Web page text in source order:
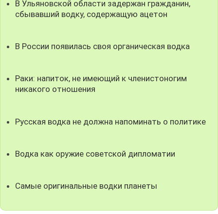
В Ульяновской области задержан гражданин,
сбывавший водку, содержащую ацетон
В России появилась своя органическая водка
Раки: напиток, не имеющий к членистоногим
никакого отношения
Русская водка не должна напоминать о политике
Водка как оружие советской дипломатии
Самые оригинальные водки планеты